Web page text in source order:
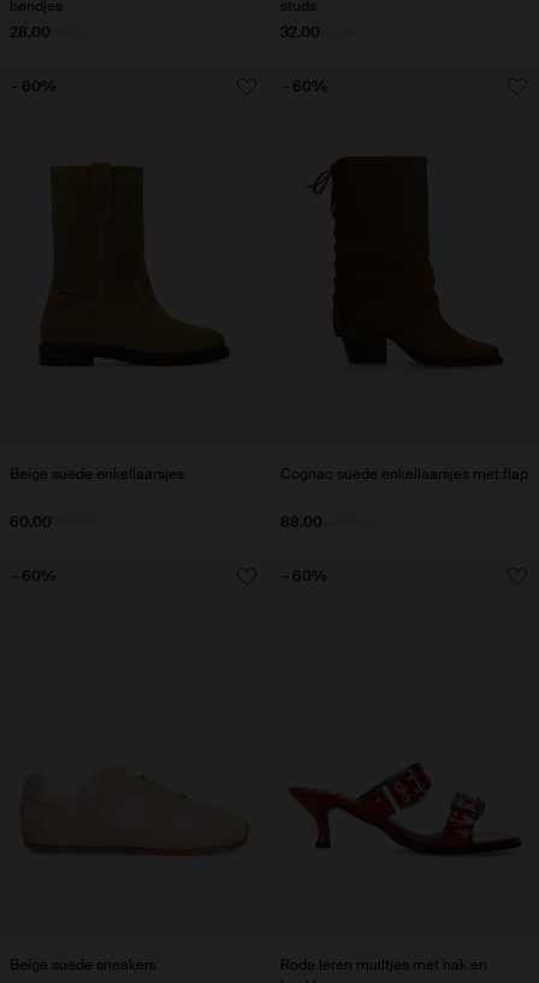
bandjes
28.00
studs
32.00
Beige suède enkellaarsjes
60.00
- 60%
Cognac suède enkellaarsjes met flap
88.00
- 60%
Beige suède sneakers
- 60%
Rode leren muiltjes met hak en
- 60%